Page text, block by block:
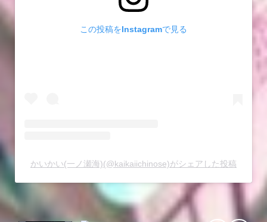
この投稿をInstagramで見る
かいかい(一ノ瀬海)(@kaikaiichinose)がシェアした投稿